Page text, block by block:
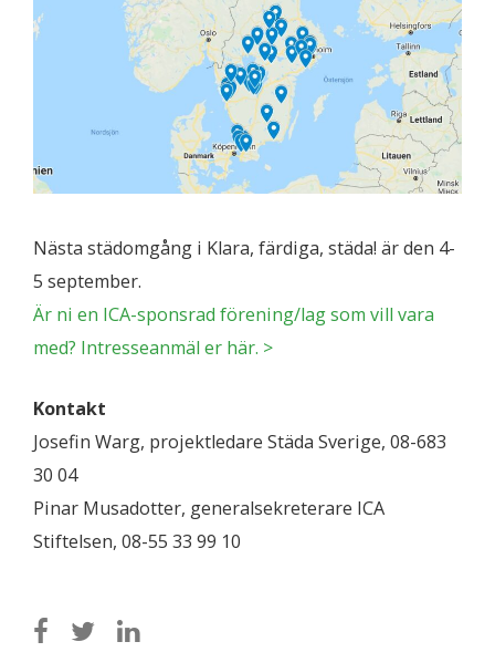
Nästa städomgång i Klara, färdiga, städa! är den 4-
5 september.
Är ni en ICA-sponsrad förening/lag som vill vara
med? Intresseanmäl er här. >
Kontakt
Josefin Warg, projektledare Städa Sverige, 08-683
30 04
Pinar Musadotter, generalsekreterare ICA
Stiftelsen, 08-55 33 99 10